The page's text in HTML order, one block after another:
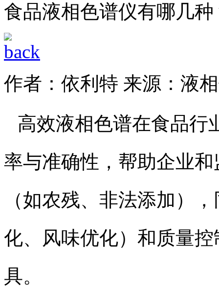
食品液相色谱仪有哪几
作者：依利特 来源：液
高效液相色谱在食品行
率与准确性，帮助企业
（如农残、非法添加）
化、风味优化）和质量
具。